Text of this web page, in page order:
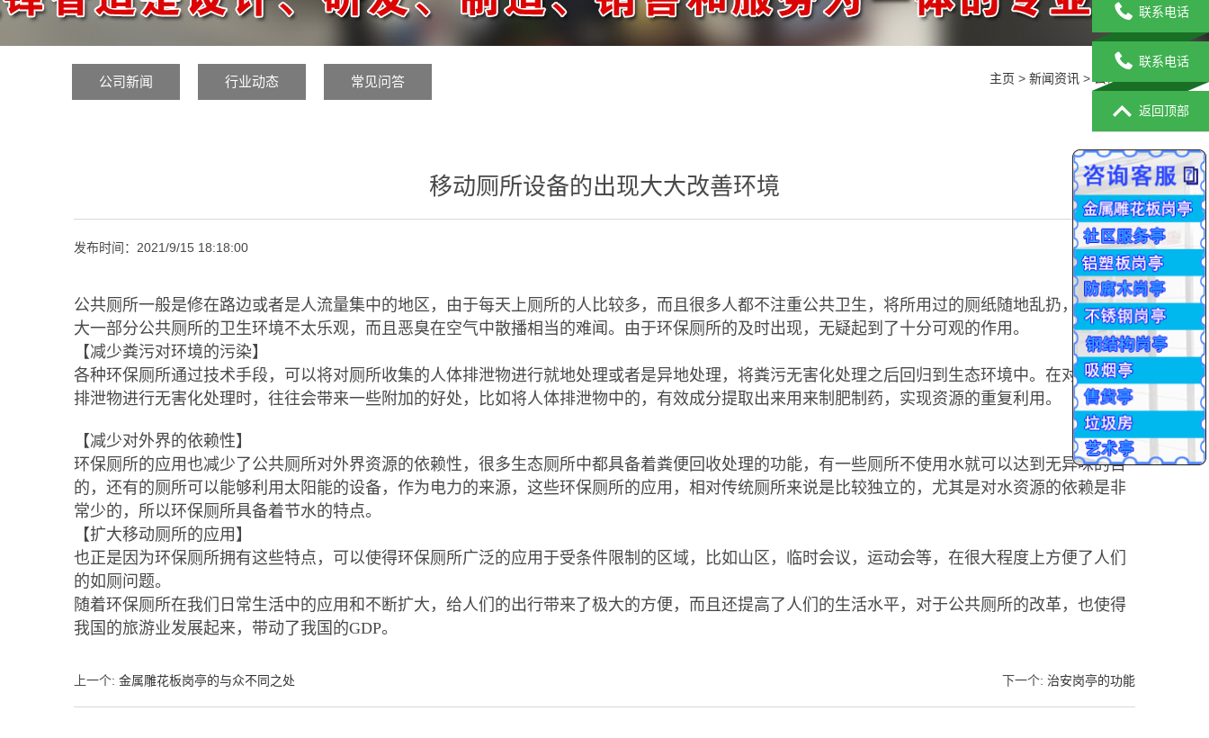
公司新闻 行业动态 常见问答 主页 > 新闻资讯 >
移动厕所设备的出现大大改善环境
发布时间： 2021/9/15 18:18:00
公共厕所一般是修在路边或者是人流量集中的地区，由于每天上厕所的人比较多，而且很多人都不注重公共卫生，将所用过的厕纸随地乱扔，所以很
大一部分公共厕所的卫生环境不太乐观，而且恶臭在空气中散播相当的难闻。由于环保厕所的及时出现，无疑起到了十分可观的作用。
【减少粪污对环境的污染】
各种环保厕所通过技术手段，可以将对厕所收集的人体排泄物进行就地处理或者是异地处理，将粪污无害化处理之后回归到生态环境中。在对人体的
排泄物进行无害化处理时，往往会带来一些附加的好处，比如将人体排泄物中的，有效成分提取出来用来制肥制药，实现资源的重复利用。
【减少对外界的依赖性】
环保厕所的应用也减少了公共厕所对外界资源的依赖性，很多生态厕所中都具备着粪便回收处理的功能，有一些厕所不使用水就可以达到无异味的目
的，还有的厕所可以能够利用太阳能的设备，作为电力的来源，这些环保厕所的应用，相对传统厕所来说是比较独立的，尤其是对水资源的依赖是非
常少的，所以环保厕所具备着节水的特点。
【扩大移动厕所的应用】
也正是因为环保厕所拥有这些特点，可以使得环保厕所广泛的应用于受条件限制的区域，比如山区，临时会议，运动会等，在很大程度上方便了人们
的如厕问题。
随着环保厕所在我们日常生活中的应用和不断扩大，给人们的出行带来了极大的方便，而且还提高了人们的生活水平，对于公共厕所的改革，也使得
我国的旅游业发展起来，带动了我国的GDP。
上一个: 金属雕花板岗亭的与众不同之处 下一个: 治安岗亭的功能
联系电话
联系电话
返回顶部